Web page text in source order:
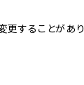
更することがあ